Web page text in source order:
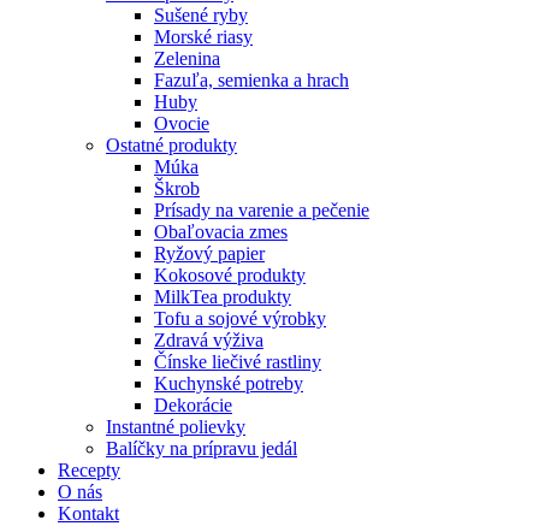
Sušené ryby
Morské riasy
Zelenina
Fazuľa, semienka a hrach
Huby
Ovocie
Ostatné produkty
Múka
Škrob
Prísady na varenie a pečenie
Obaľovacia zmes
Ryžový papier
Kokosové produkty
MilkTea produkty
Tofu a sojové výrobky
Zdravá výživa
Čínske liečivé rastliny
Kuchynské potreby
Dekorácie
Instantné polievky
Balíčky na prípravu jedál
Recepty
O nás
Kontakt